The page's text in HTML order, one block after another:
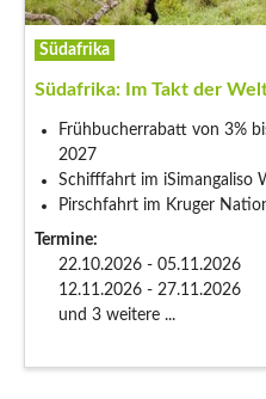
Südafrika
Südafrika: Im Takt der
Frühbucherrabatt von 3%
2027
Schifffahrt im iSimangaliso
Pirschfahrt im Kruger
Termine:
22.10.2026 - 05.11.2026
12.11.2026 - 27.11.2026
und 3 weitere ...